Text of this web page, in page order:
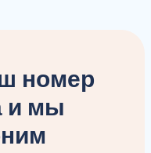
номер
и мы